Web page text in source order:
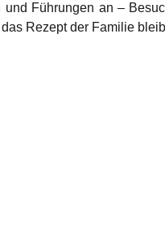
und Führungen an –
Rezept der Familie